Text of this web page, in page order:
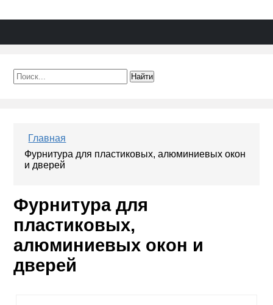
Главная
Фурнитура для пластиковых, алюминиевых окон
и дверей
Фурнитура для
пластиковых,
алюминиевых окон и
дверей